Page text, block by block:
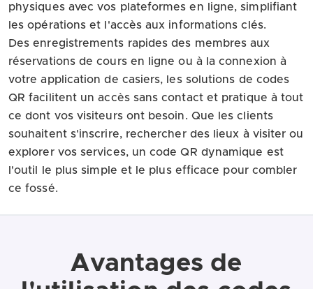
physiques avec vos plateformes en ligne, simplifiant
les opérations et l'accès aux informations clés.
Des enregistrements rapides des membres aux
réservations de cours en ligne ou à la connexion à
votre application de casiers, les solutions de codes
QR facilitent un accès sans contact et pratique à tout
ce dont vos visiteurs ont besoin. Que les clients
souhaitent s'inscrire, rechercher des lieux à visiter ou
explorer vos services, un code QR dynamique est
l'outil le plus simple et le plus efficace pour combler
ce fossé.
Avantages de